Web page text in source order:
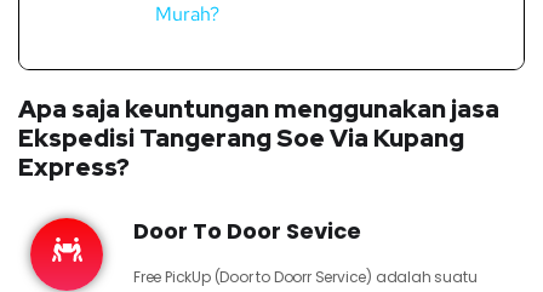
Murah?
Apa saja keuntungan menggunakan jasa
Ekspedisi Tangerang Soe Via Kupang
Express?
Door To Door Sevice
Free PickUp (Door to Doorr Service) adalah suatu